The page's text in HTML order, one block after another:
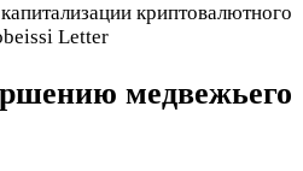
криптовалютного
Letter
медвежьего